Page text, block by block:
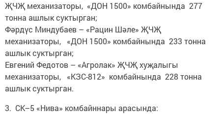
ҖЧҖ механизаторы, «ДОН 1500» комбайнында 277
тонна ашлык суктырган;
Фәрдүс Миндубаев – «Рацин Шәле» ҖЧҖ
механизаторы, «ДОН 1500» комбайнында 233 тонна
ашлык суктырган;
Евгений Федотов – «Агролак» ҖЧҖ хуҗалыгы
механизаторы, «КЗС-812» комбайнында 228 тонна
ашлык суктырган.
3. СК–5 «Нива» комбайннары арасында: